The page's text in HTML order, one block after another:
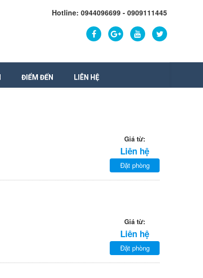
Hotline: 0944096699 - 0909111445
ĐIỂM ĐẾN LIÊN HỆ
Giá từ:
Liên hệ
Đặt phòng
Giá từ:
Liên hệ
Đặt phòng